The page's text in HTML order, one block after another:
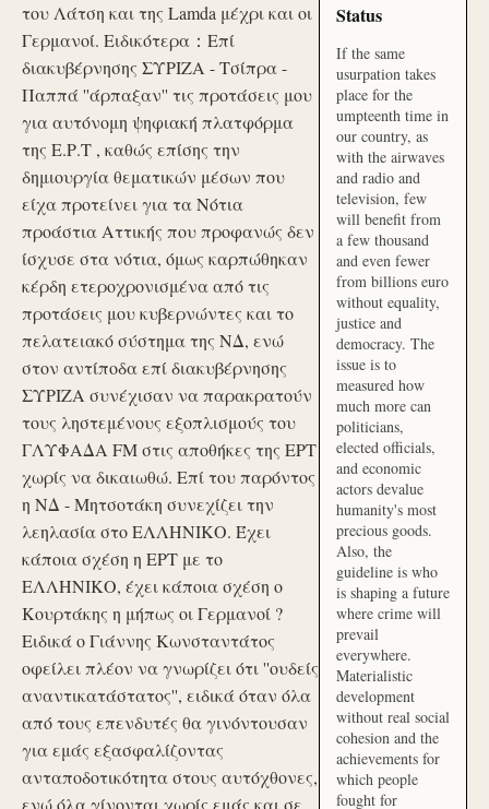
του Λάτση και της Lamda μέχρι και οι
Γερμανοί. Ειδικότερα：Επί
διακυβέρνησης ΣΥΡΙΖΑ - Τσίπρα -
Παππά ''άρπαξαν'' τις προτάσεις μου
για αυτόνομη ψηφιακή πλατφόρμα
της Ε.Ρ.Τ , καθώς επίσης την
δημιουργία θεματικών μέσων που
είχα προτείνει για τα Νότια
προάστια Αττικής που προφανώς δεν
ίσχυσε στα νότια, όμως καρπώθηκαν
κέρδη ετεροχρονισμένα από τις
προτάσεις μου κυβερνώντες και το
πελατειακό σύστημα της ΝΔ, ενώ
στον αντίποδα επί διακυβέρνησης
ΣΥΡΙΖΑ συνέχισαν να παρακρατούν
τους ληστεμένους εξοπλισμούς του
ΓΛΥΦΑΔΑ FM στις αποθήκες της ΕΡΤ
χωρίς να δικαιωθώ. Επί του παρόντος
η ΝΔ - Μητσοτάκη συνεχίζει την
λεηλασία στο ΕΛΛΗΝΙΚΟ. Έχει
κάποια σχέση η ΕΡΤ με το
ΕΛΛΗΝΙΚΟ, έχει κάποια σχέση ο
Κουρτάκης η μήπως οι Γερμανοί ?
Ειδικά ο Γιάννης Κωνσταντάτος
οφείλει πλέον να γνωρίζει ότι ''ουδείς
αναντικατάστατος'', ειδικά όταν όλα
από τους επενδυτές θα γινόντουσαν
για εμάς εξασφαλίζοντας
ανταποδοτικότητα στους αυτόχθονες,
ενώ όλα γίνονται χωρίς εμάς και σε
Status
If the same
usurpation takes
place for the
umpteenth time in
our country, as
with the airwaves
and radio and
television, few
will benefit from
a few thousand
and even fewer
from billions euro
without equality,
justice and
democracy. The
issue is to
measured how
much more can
politicians,
elected officials,
and economic
actors devalue
humanity's most
precious goods.
Also, the
guideline is who
is shaping a future
where crime will
prevail
everywhere.
Materialistic
development
without real social
cohesion and the
achievements for
which people
fought for